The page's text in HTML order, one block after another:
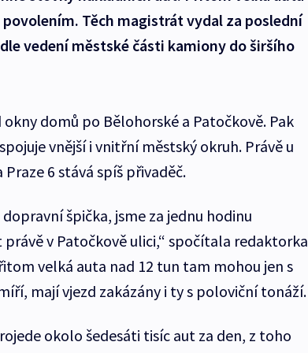
Těch magistrát vydal za poslední
vedení městské části kamiony do širšího
domů po Bělohorské a Patočkově. Pak
vnější i vnitřní městský okruh. Právě u
6 stává spíš přivaděč.
špička, jsme za jednu hodinu
v Patočkově ulici,“ spočítala redaktorka
velká auta nad 12 tun tam mohou jen s
mají vjezd zakázány i ty s poloviční tonáží.
okolo šedesáti tisíc aut za den, z toho